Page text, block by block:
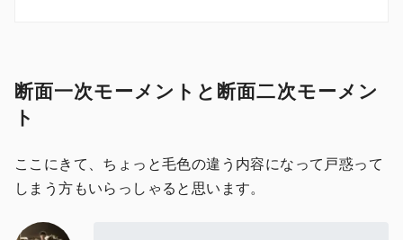
断面一次モーメントと断面二次モーメン
ト
ここにきて、ちょっと毛色の違う内容になって戸惑って
しまう方もいらっしゃると思います。